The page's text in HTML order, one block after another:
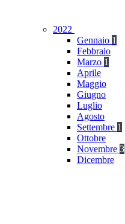
2022
Gennaio 1
Febbraio
Marzo 1
Aprile
Maggio
Giugno
Luglio
Agosto
Settembre 1
Ottobre
Novembre 3
Dicembre